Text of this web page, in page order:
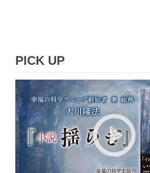
PICK UP